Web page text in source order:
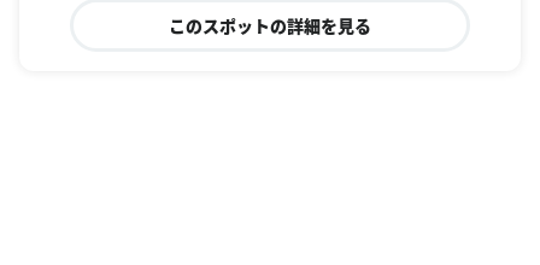
このスポットの詳細を見る